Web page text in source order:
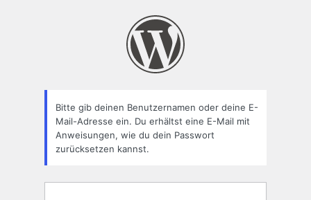
Bitte gib deinen Benutzernamen oder deine E-
Mail-Adresse ein. Du erhältst eine E-Mail mit
Anweisungen, wie du dein Passwort
zurücksetzen kannst.